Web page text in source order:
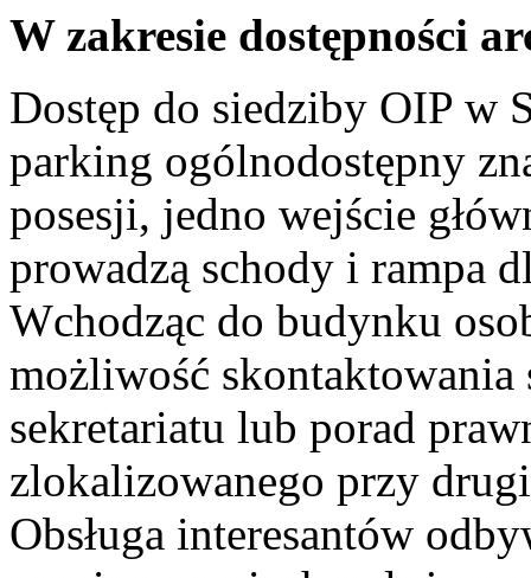
W zakresie dostępności
Dostęp do siedziby OIP w
parking ogólnodostępny
posesji, jedno wejście
prowadzą schody i rampa
Wchodząc do budynku
możliwość
sekretariatu lub porad
zlokalizowanego przy
Obsługa interesantów